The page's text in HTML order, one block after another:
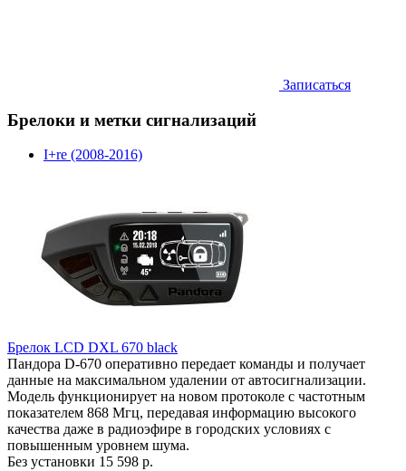
Записаться
Брелоки и метки сигнализаций
I+re (2008-2016)
Брелок LCD DXL 670 black
Пандора D-670 оперативно передает команды и получает
данные на максимальном удалении от автосигнализации.
Модель функционирует на новом протоколе с частотным
показателем 868 Мгц, передавая информацию высокого
качества даже в радиоэфире в городских условиях с
повышенным уровнем шума.
Без установки 15 598 р.